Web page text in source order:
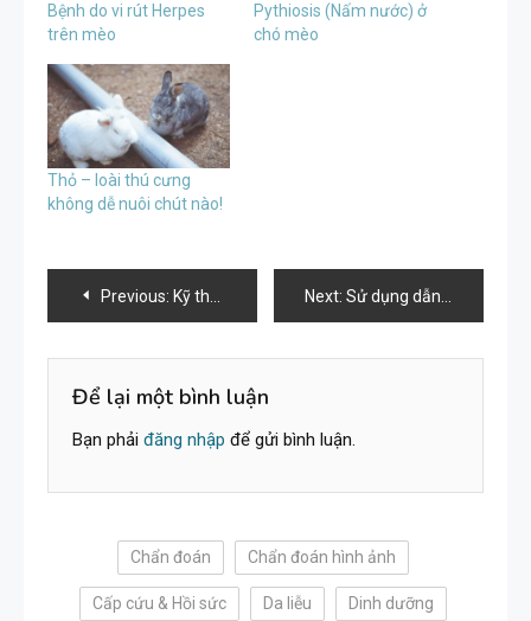
Bệnh do vi rút Herpes
trên mèo
Pythiosis (Nấm nước) ở
chó mèo
Thỏ – loài thú cưng
không dễ nuôi chút nào!
Điều
hướng
bài
viết
Previous: Kỹ thuật tiêm Next: Sử dụng dẫn lưu bàng quang ở thú nhỏ
Để lại một bình luận
Bạn phải đăng nhập để gửi bình luận.
Chẩn đoán Chẩn đoán hình ảnh
Cấp cứu & Hồi sức Da liễu Dinh dưỡng